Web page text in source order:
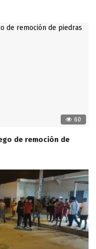
60
de remoción de